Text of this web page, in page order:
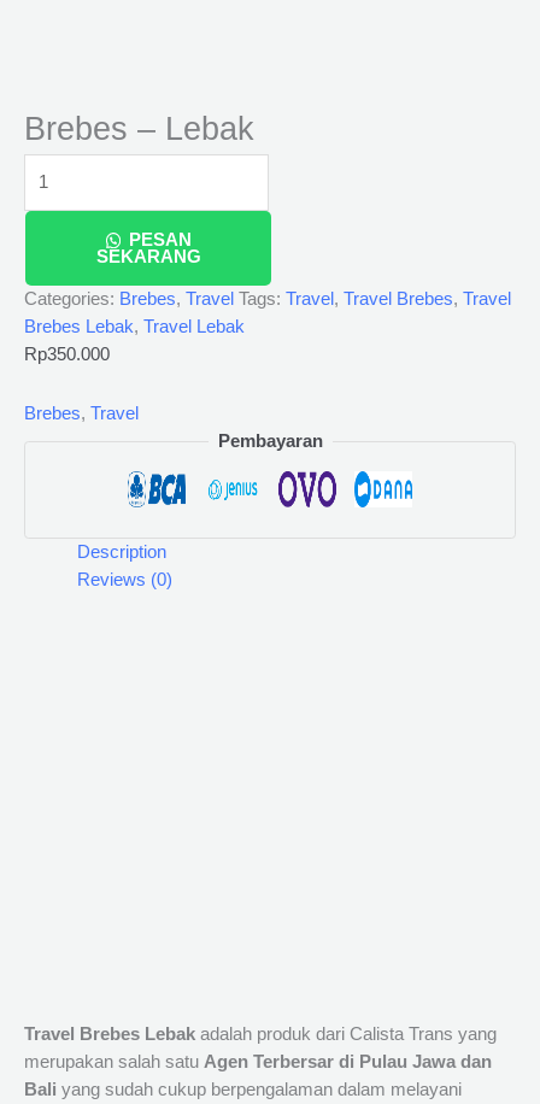
Brebes – Lebak
PESAN
SEKARANG
Categories: Brebes, Travel Tags: Travel , Travel Brebes, Travel
Brebes Lebak, Travel Lebak
Rp350.000
Brebes, Travel
Pembayaran
Description
Reviews (0)
Travel Brebes Lebak adalah produk dari Calista Trans yang
merupakan salah satu Agen Terbersar di Pulau Jawa dan
Bali yang sudah cukup berpengalaman dalam melayani